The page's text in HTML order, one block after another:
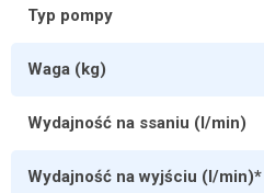
Typ pompy
Waga (kg)
Wydajność na ssaniu (l/min)
Wydajność na wyjściu (l/min)*